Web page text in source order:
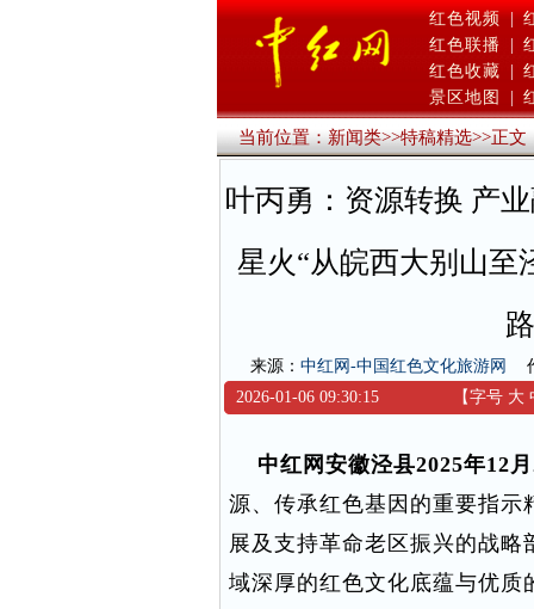
红色视频 |
红色联播
红色收藏
景区地图
当前位置：新闻类>>特稿精选>>正文
叶丙勇：资源转换 产
星火“从皖西大别山至
来源： 中红网-中国红色文化旅游网
2026-01-06 09:30:15
【字号 大
中红网安徽泾县2025年12
源、传承红色基因的重要指示
展及支持革命老区振兴的战
域深厚的红色文化底蕴与优